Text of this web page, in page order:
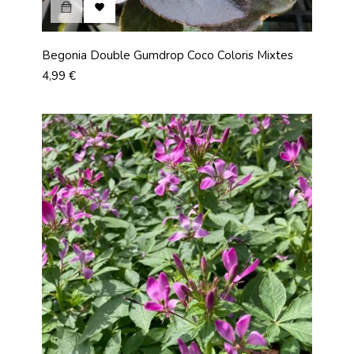

Begonia Double Gumdrop Coco Coloris Mixtes
Prix
4,99 €